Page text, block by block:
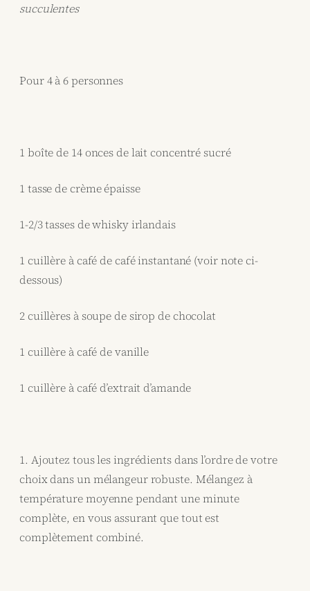
succulentes
Pour 4 à 6 personnes
1 boîte de 14 onces de lait concentré sucré
1 tasse de crème épaisse
1-2/3 tasses de whisky irlandais
1 cuillère à café de café instantané (voir note ci-
dessous)
2 cuillères à soupe de sirop de chocolat
1 cuillère à café de vanille
1 cuillère à café d’extrait d’amande
1. Ajoutez tous les ingrédients dans l’ordre de votre
choix dans un mélangeur robuste. Mélangez à
température moyenne pendant une minute
complète, en vous assurant que tout est
complètement combiné.